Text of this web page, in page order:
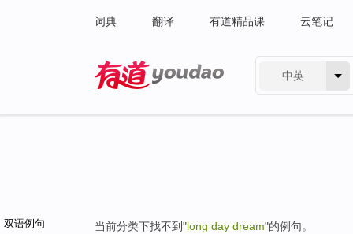
词典 翻译 有道精品课 云笔记
中英
双语例句 当前分类下找不到"long day dream"的例句。